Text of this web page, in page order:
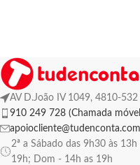
AV D.João IV 1049, 4810-532
910 249 728 (Chamada
apoiocliente@tudenconta.com
2ª a Sábado das 9h30 às
19h; Dom - 14h as 19h